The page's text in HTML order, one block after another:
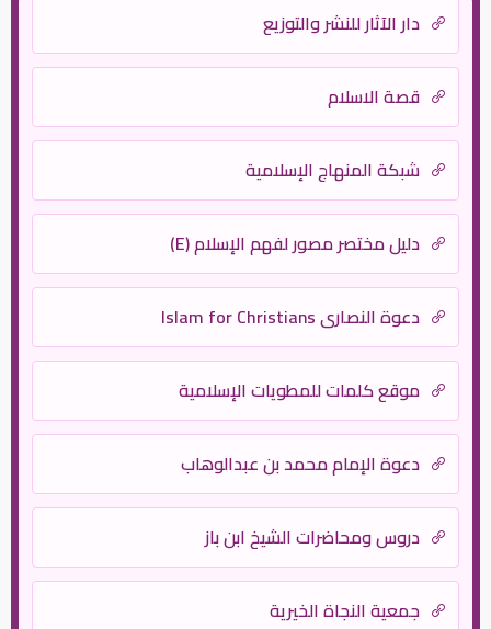
دار الآثار للنشر والتوزيع
قصة الاسلام
شبكة المنهاج الإسلامية
دليل مختصر مصور لفهم الإسلام (E)
دعوة النصارى Islam for Christians
موقع كلمات للمطويات الإسلامية
دعوة الإمام محمد بن عبدالوهاب
دروس ومحاضرات الشيخ ابن باز
جمعية النجاة الخيرية